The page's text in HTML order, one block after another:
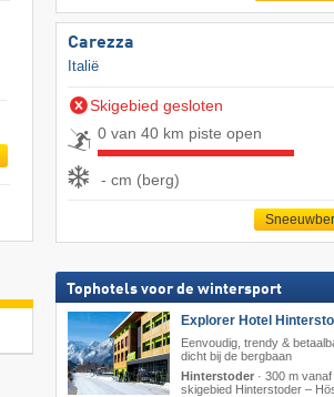
Carezza
Italië
Skigebied gesloten
0 van 40 km piste open
- cm (berg)
Tophotels voor de wintersport
Explorer Hotel
Eenvoudig, trendy &
dicht bij de bergbaan
Hinterstoder· 300 m vanaf
skigebied Hinterstoder –